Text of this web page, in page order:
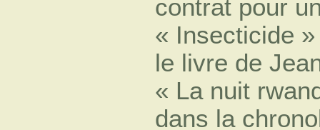
contrat pour
« Insecticide
le livre de
« La nuit
dans la